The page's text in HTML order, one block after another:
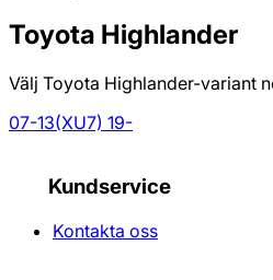
Toyota Highlander
Välj Toyota Highlander-variant
07-13(XU7) 19-
Kundservice
Kontakta oss